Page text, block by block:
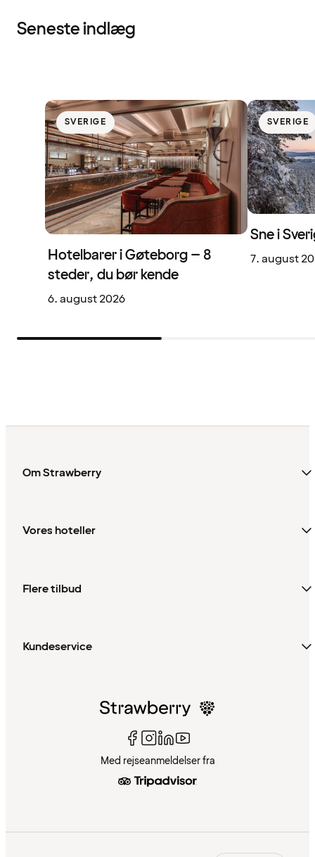
Seneste indlæg
SVERIGE
Hotelbarer i Gøteborg – 8
steder, du bør kende
6. august 2026
SVERIGE
Sne i
7. august
Om Strawberry
Vores hoteller
Flere tilbud
Kundeservice
Med rejseanmeldelser fra